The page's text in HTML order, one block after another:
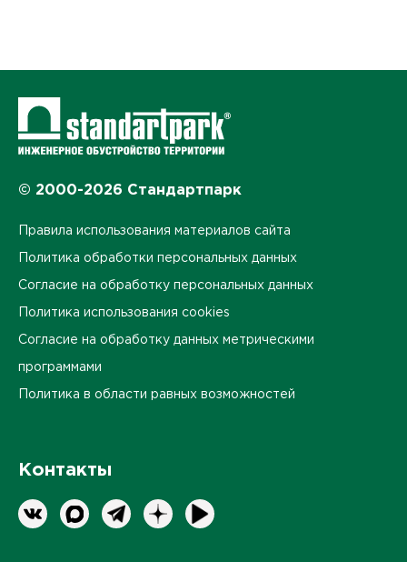
© 2000-2026 Стандартпарк
Правила использования материалов сайта
Политика обработки персональных данных
Согласие на обработку персональных данных
Политика использования cookies
Согласие на обработку данных метрическими
программами
Политика в области равных возможностей
Контакты